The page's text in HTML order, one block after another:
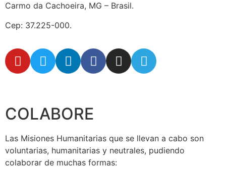
Carmo da Cachoeira, MG – Brasil.
Cep: 37.225-000.
COLABORE
Las Misiones Humanitarias que se llevan a cabo son
voluntarias, humanitarias y neutrales, pudiendo
colaborar de muchas formas: